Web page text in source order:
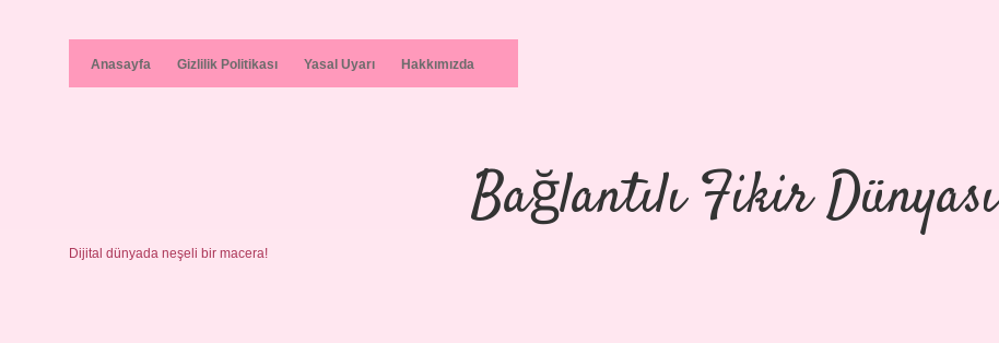
Anasayfa Gizlilik Politikası Yasal Uyarı Hakkımızda
Bağlantılı Fikir Dünyası
Dijital dünyada neşeli bir macera!